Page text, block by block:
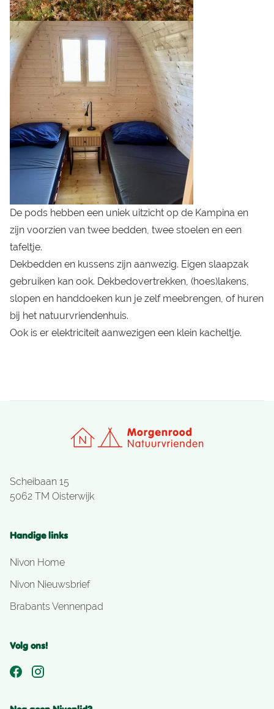
De pods hebben een uniek uitzicht op de Kampina en
zijn voorzien van twee bedden, twee stoelen en een
tafeltje.
Dekbedden en kussens zijn aanwezig. Eigen slaapzak
gebruiken kan ook. Dekbedovertrekken, (hoes)lakens,
slopen en handdoeken kun je zelf meebrengen, of huren
bij het natuurvriendenhuis.
Ook is er elektriciteit aanwezigen een klein kacheltje.
Scheibaan 15
5062 TM Oisterwijk
Handige links
Nivon Home
Nivon Nieuwsbrief
Brabants Vennenpad
Volg ons!